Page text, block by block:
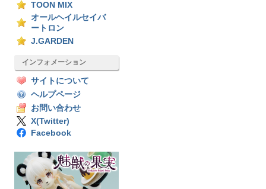
TOON MIX
オールヘイルセイバ
ートロン
J.GARDEN
インフォメーション
サイトについて
ヘルプページ
お問い合わせ
X(Twitter)
Facebook